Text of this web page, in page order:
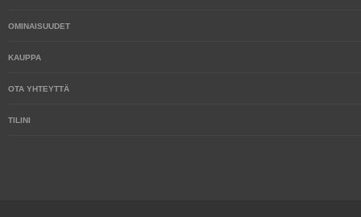
OMINAISUUDET
KAUPPA
OTA YHTEYTTÄ
TILINI